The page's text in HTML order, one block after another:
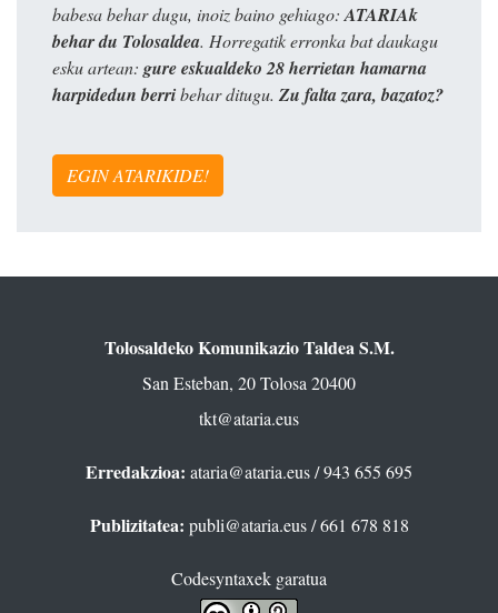
babesa behar dugu, inoiz baino gehiago: ATARIAk
behar du Tolosaldea. Horregatik erronka bat daukagu
esku artean: gure eskualdeko 28 herrietan hamarna
harpidedun berribehar ditugu. Zu falta zara, bazatoz?
EGIN ATARIKIDE!
Tolosaldeko Komunikazio Taldea S.M.
San Esteban, 20 Tolosa 20400
tkt@ataria.eus
Erredakzioa: ataria@ataria.eus/ 943 655 695
Publizitatea: publi@ataria.eus/ 661 678 818
Codesyntaxek garatua